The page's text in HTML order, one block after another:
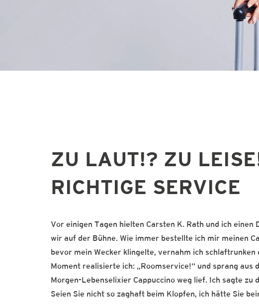
ZU LAUT!? ZU
RICHTIGE SERVICE
Vor einigen Tagen hielten Carsten K. Rath und ich
wir auf der Bühne. Wie immer bestellte ich mir meinen
bevor mein Wecker klingelte, vernahm ich
Moment realisierte ich: „Roomservice!“ und sprang
Morgen-Lebenselixier Cappuccino weg lief. Ich sagte zu
Seien Sie nicht so zaghaft beim Klopfen, ich hätte Sie